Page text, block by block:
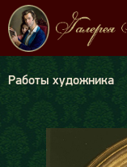
Работы художника